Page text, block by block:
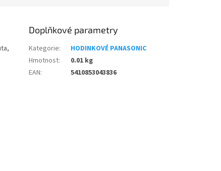
Doplňkové parametry
Kategorie:
HODINKOVÉ PANASONIC
Hmotnost:
0.01 kg
EAN: 5410853043836